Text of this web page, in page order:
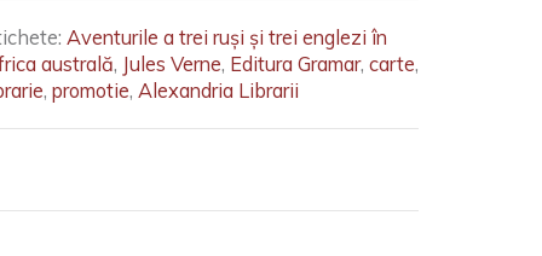
Aventurile a trei ruși și trei englezi în
australă, Jules Verne, Editura Gramar, carte,
, promotie, Alexandria Librarii